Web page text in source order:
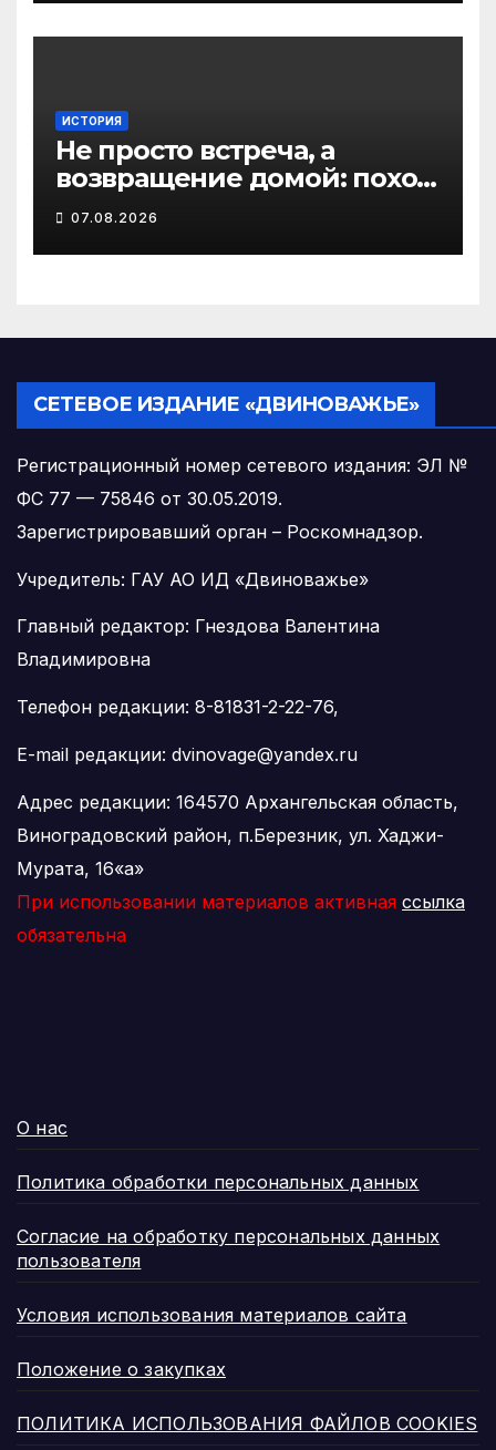
ИСТОРИЯ
Не просто встреча, а
возвращение домой: поход
на родину предков в
Виноградовском округе
07.08.2026
СЕТЕВОЕ ИЗДАНИЕ «ДВИНОВАЖЬЕ»
Регистрационный номер сетевого издания: ЭЛ №
ФС 77 — 75846 от 30.05.2019.
Зарегистрировавший орган – Роскомнадзор.
Учредитель: ГАУ АО ИД «Двиноважье»
Главный редактор: Гнездова Валентина
Владимировна
Телефон редакции: 8-81831-2-22-76,
E-mail редакции: dvinovage@yandex.ru
Адрес редакции: 164570 Архангельская область,
Виноградовский район, п.Березник, ул. Хаджи-
Мурата, 16«а»
При использовании материалов активная ссылка
обязательна
О нас
Политика обработки персональных данных
Согласие на обработку персональных данных
пользователя
Условия использования материалов сайта
Положение о закупках
ПОЛИТИКА ИСПОЛЬЗОВАНИЯ ФАЙЛОВ COOKIES